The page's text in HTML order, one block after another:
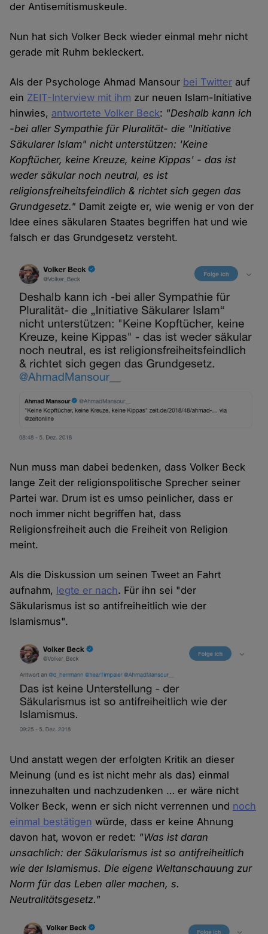
der Antisemitismuskeule.
Nun hat sich Volker Beck wieder einmal mehr nicht
gerade mit Ruhm bekleckert.
Als der Psychologe Ahmad Mansour bei Twitter auf
ein ZEIT-Interview mit ihm zur neuen Islam-Initiative
hinwies, antwortete Volker Beck: "Deshalb kann ich
-bei aller Sympathie für Pluralität- die "Initiative
Säkularer Islam" nicht unterstützen: 'Keine
Kopftücher, keine Kreuze, keine Kippas' - das ist
weder säkular noch neutral, es ist
religionsfreiheitsfeindlich & richtet sich gegen das
Grundgesetz." Damit zeigte er, wie wenig er von der
Idee eines säkularen Staates begriffen hat und wie
falsch er das Grundgesetz versteht.
Nun muss man dabei bedenken, dass Volker Beck
lange Zeit der religionspolitische Sprecher seiner
Partei war. Drum ist es umso peinlicher, dass er
noch immer nicht begriffen hat, dass
Religionsfreiheit auch die Freiheit von Religion
meint.
Als die Diskussion um seinen Tweet an Fahrt
aufnahm, legte er nach. Für ihn sei "der
Säkularismus ist so antifreiheitlich wie der
Islamismus".
Und anstatt wegen der erfolgten Kritik an dieser
Meinung (und es ist nicht mehr als das) einmal
innezuhalten und nachzudenken … er wäre nicht
Volker Beck, wenn er sich nicht verrennen und noch
einmal bestätigen würde, dass er keine Ahnung
davon hat, wovon er redet: "Was ist daran
unsachlich: der Säkularismus ist so antifreiheitlich
wie der Islamismus. Die eigene Weltanschauung zur
Norm für das Leben aller machen, s.
Neutralitätsgesetz."